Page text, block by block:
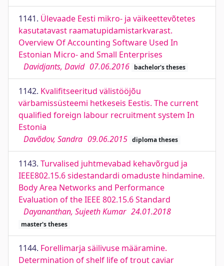
1141. Ülevaade Eesti mikro- ja väikeettevõtetes
kasutatavast raamatupidamistarkvarast.
Overview Of Accounting Software Used In
Estonian Micro- and Small Enterprises
Davidjants, David 07.06.2016 bachelor's theses
1142. Kvalifitseeritud välistööjõu
värbamissüsteemi hetkeseis Eestis. The current
qualified foreign labour recruitment system In
Estonia
Davõdov, Sandra 09.06.2015 diploma theses
1143. Turvalised juhtmevabad kehavõrgud ja
IEEE802.15.6 sidestandardi omaduste hindamine.
Body Area Networks and Performance
Evaluation of the IEEE 802.15.6 Standard
Dayananthan, Sujeeth Kumar 24.01.2018
master's theses
1144. Forellimarja säilivuse määramine.
Determination of shelf life of trout caviar